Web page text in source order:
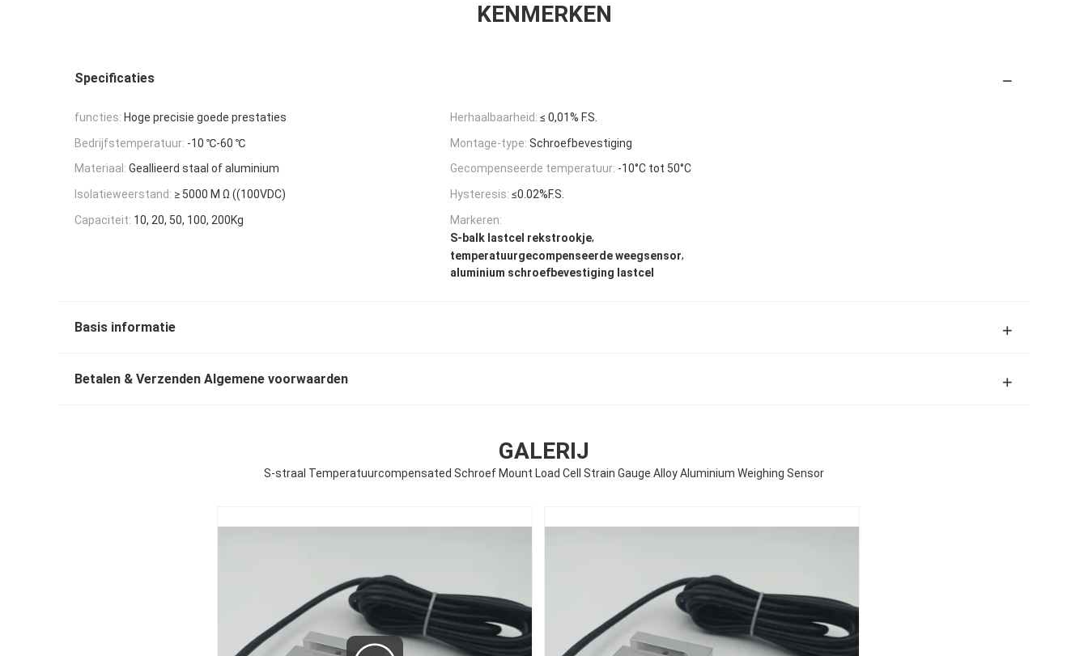
KENMERKEN
Specificaties
functies: Hoge precisie goede prestaties Herhaalbaarheid: ≤ 0,01% F.S.
Bedrijfstemperatuur: -10 ℃-60 ℃ Montage-type: Schroefbevestiging
Materiaal: Geallieerd staal of aluminium Gecompenseerde temperatuur: -10°C tot 50°C
Isolatieweerstand: ≥ 5000 M Ω ((100VDC) Hysteresis: ≤0.02%F.S.
Capaciteit: 10, 20, 50, 100, 200Kg
Markeren:
S-balk lastcel rekstrookje,
temperatuurgecompenseerde weegsensor,
aluminium schroefbevestiging lastcel
Basis informatie
Betalen & Verzenden Algemene voorwaarden
GALERIJ
S-straal Temperatuurcompensated Schroef Mount Load Cell Strain Gauge Alloy Aluminium Weighing Sensor